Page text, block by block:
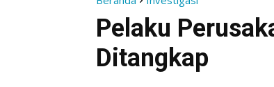
Pelaku
Ditangkap